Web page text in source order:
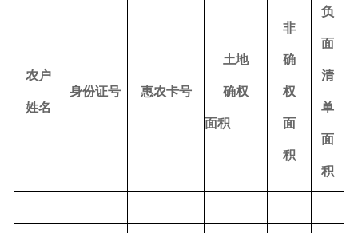
农户
姓名
身份证号 惠农卡号
土地
确权
面积
非
确
权
面
积
负
面
清
单
面
积